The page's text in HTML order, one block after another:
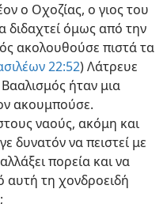
ο Οχοζίας, ο γιος του
διδαχτεί όμως από την
ακολουθούσε πιστά τα
22:52) Λάτρευε
ήταν μια
ακουμπούσε.
ναούς, ακόμη και
δυνατόν να πειστεί με
πορεία και να
αυτή τη χονδροειδή